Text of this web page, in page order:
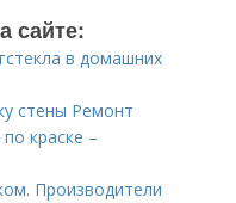
сайте:
в домашних
стены Ремонт
краске –
Производители